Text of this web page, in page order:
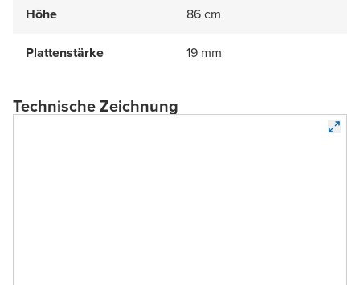
Höhe 86 cm
Plattenstärke 19 mm
Technische Zeichnung